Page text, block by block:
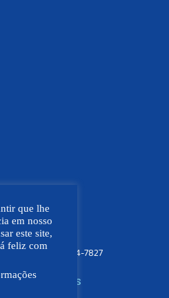
(66) 9.9664-7827
REDES SOCIAIS
que lhe
em nosso
este site,
feliz com